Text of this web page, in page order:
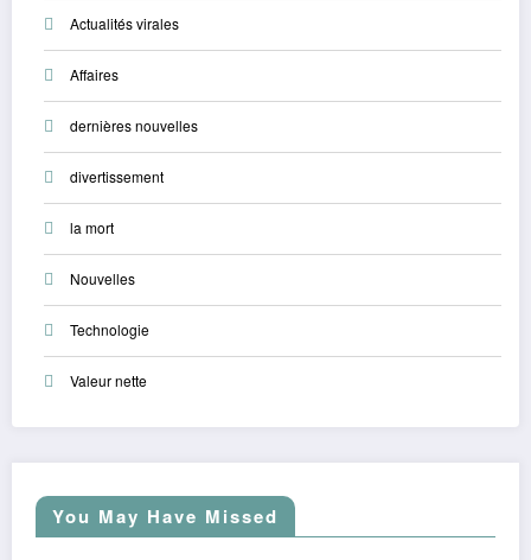
Actualités virales
Affaires
dernières nouvelles
divertissement
la mort
Nouvelles
Technologie
Valeur nette
You May Have Missed